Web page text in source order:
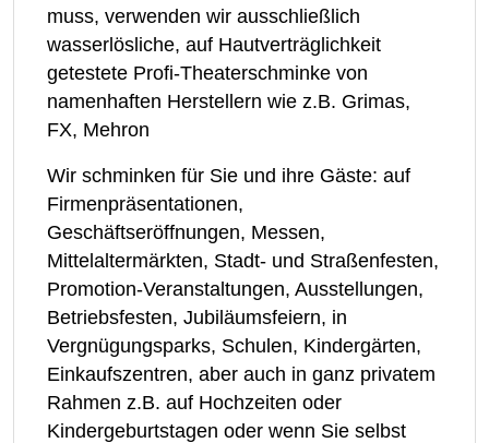
muss, verwenden wir ausschließlich
wasserlösliche, auf Hautverträglichkeit
getestete Profi-Theaterschminke von
namenhaften Herstellern wie z.B. Grimas,
FX, Mehron
Wir schminken für Sie und ihre Gäste: auf
Firmenpräsentationen,
Geschäftseröffnungen, Messen,
Mittelaltermärkten, Stadt- und Straßenfesten,
Promotion-Veranstaltungen, Ausstellungen,
Betriebsfesten, Jubiläumsfeiern, in
Vergnügungsparks, Schulen, Kindergärten,
Einkaufszentren, aber auch in ganz privatem
Rahmen z.B. auf Hochzeiten oder
Kindergeburtstagen oder wenn Sie selbst